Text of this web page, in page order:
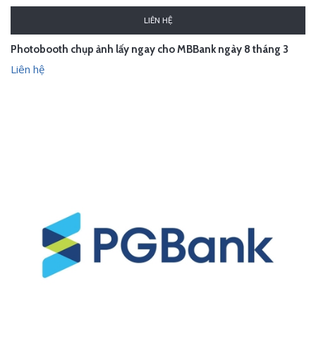
LIÊN HỆ
Photobooth chụp ảnh lấy ngay cho MBBank ngày 8 tháng 3
Liên hệ